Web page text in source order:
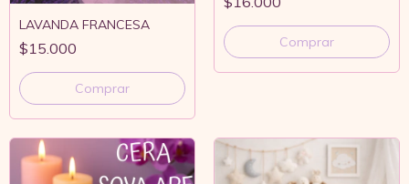
LAVANDA FRANCESA
$15.000
Comprar
Comprar